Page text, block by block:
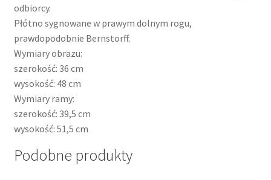
odbiorcy.
Płótno sygnowane w prawym dolnym rogu,
prawdopodobnie Bernstorff.
Wymiary obrazu:
szerokość: 36 cm
wysokość: 48 cm
Wymiary ramy:
szerokość: 39,5 cm
wysokość: 51,5 cm
Podobne produkty